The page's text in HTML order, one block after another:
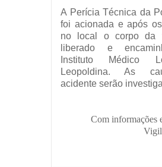
A Perícia Técnica da
foi acionada e após
no local o corpo da
liberado e
Instituto Médico
Leopoldina. As
acidente serão
Com informações